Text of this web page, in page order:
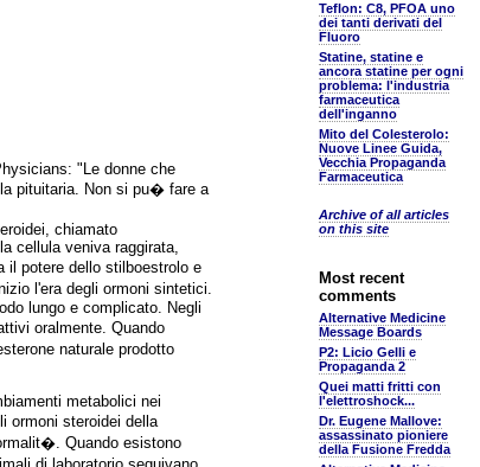
"Le donne che
pituitaria. Non si pu� fare a
chiamato
cellula veniva raggirata,
il potere dello stilboestrolo e
l'era degli ormoni sintetici.
lungo e complicato. Negli
oralmente. Quando
naturale prodotto
metabolici nei
ormoni steroidei della
Quando esistono
Teflon: C8, PFOA uno
dei tanti derivati del
Fluoro
Statine, statine e
ancora statine per ogni
problema: l'industria
farmaceutica
dell'inganno
Mito del Colesterolo:
Nuove Linee Guida,
Vecchia Propaganda
Farmaceutica
Archive of all articles
on this site
Most recent
comments
Alternative Medicine
Message Boards
P2: Licio Gelli e
Propaganda 2
Quei matti fritti con
l'elettroshock...
Dr. Eugene Mallove:
assassinato pioniere
della Fusione Fredda